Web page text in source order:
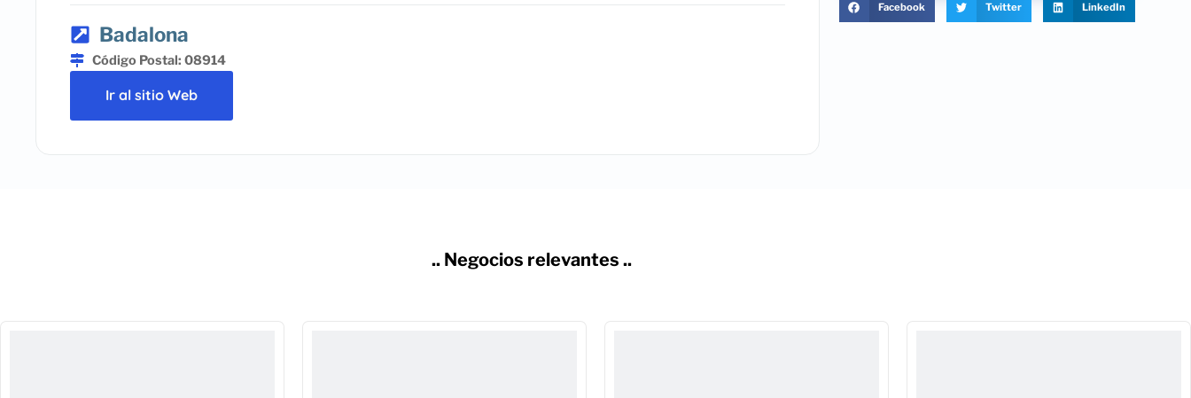
Badalona
Código Postal: 08914
Ir al sitio Web
Facebook Twitter LinkedIn
.. Negocios relevantes ..